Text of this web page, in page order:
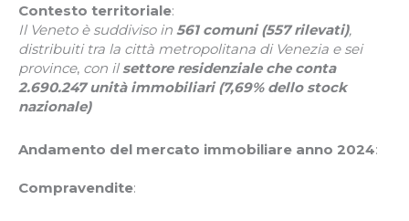
Contesto territoriale:
Il Veneto è suddiviso in 561 comuni (557 rilevati),
distribuiti tra la città metropolitana di Venezia e sei
province, con il settore residenziale che conta
2.690.247 unità immobiliari (7,69% dello stock
nazionale)
Andamento del mercato immobiliare anno 2024:
Compravendite: